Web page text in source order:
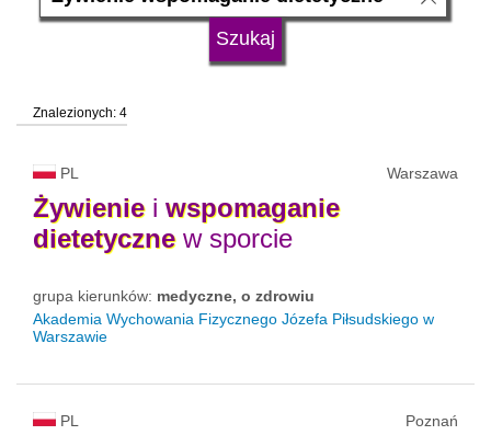
status uczelni
Znalezionych: 4
PL Warszawa
Żywieniei wspomaganie
dietetycznew sporcie
grupa kierunków: medyczne, o zdrowiu
Akademia Wychowania Fizycznego Józefa Piłsudskiego w
Warszawie
PL Poznań